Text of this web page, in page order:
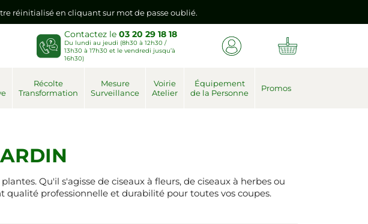
réinitialisé en cliquant sur mot de passe oublié.
réenregistré à la première connexion vers votre nouvel espace client.
réinitialisé en cliquant sur mot de passe oublié.
Contactez le03 20 29 18 18
Du lundi au jeudi (8h30 à 12h30 /
13h30 à 17h30 et le vendredi jusqu’à
16h30)
Récolte
Transformation
Mesure
Surveillance
Voirie
Atelier
Équipement
de la Personne
Promos
Qu'il s'agisse de ciseaux à fleurs, de ciseaux à herbes ou
qualité professionnelle et durabilité pour toutes vos coupes.